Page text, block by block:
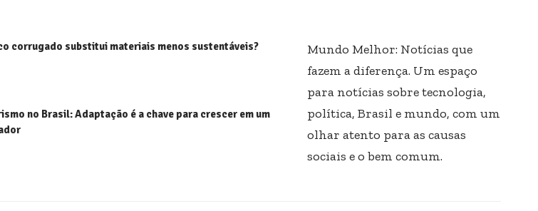
corrugado substitui materiais menos sustentáveis?
no Brasil: Adaptação é a chave para crescer em um
Mundo Melhor: Notícias que
fazem a diferença. Um espaço
para notícias sobre tecnologia,
política, Brasil e mundo, com um
olhar atento para as causas
sociais e o bem comum.